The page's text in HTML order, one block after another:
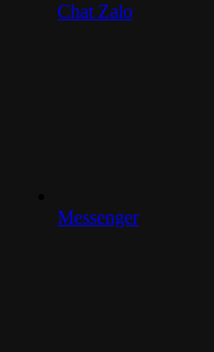
Chat Zalo
Messenger